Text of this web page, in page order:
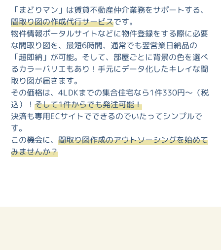
「まどりマン」は賃貸不動産仲介業務をサポートする、
間取り図の作成代行サービスです。
物件情報ポータルサイトなどに物件登録をする際に必要
な間取り図を、最短6時間、通常でも翌営業日納品の
「超即納」が可能。そして、部屋ごとに背景の色を選べ
るカラーバリエもあり！手元にデータ化したキレイな間
取り図が届きます。
その価格は、4LDKまでの集合住宅なら1件330円～（税
込）！そして1件からでも発注可能！
決済も専用ECサイトでできるのでいたってシンプルで
す。
この機会に、間取り図作成のアウトソーシングを始めて
みませんか？